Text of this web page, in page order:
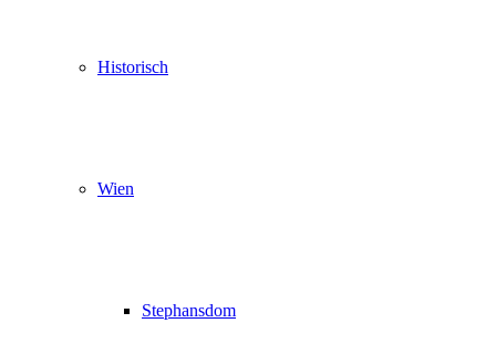
Historisch
Wien
Stephansdom